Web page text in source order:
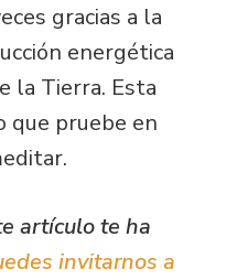
gracias a la
energética
la Tierra. Esta
que pruebe en
artículo te ha
invitarnos a